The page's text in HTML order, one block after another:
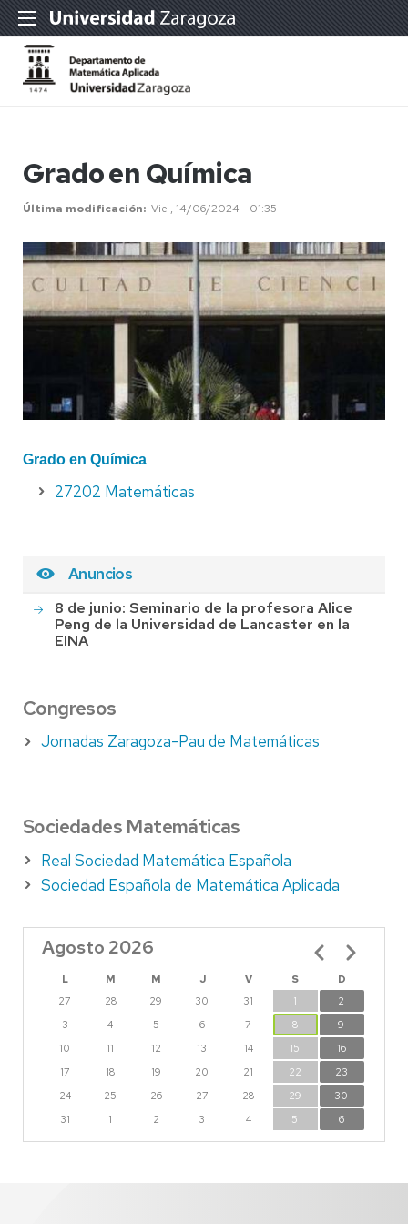
Grado en Química
Última modificación Vie , 14/06/2024 - 01:35
Grado en Química
27202 Matemáticas
Anuncios
8 de junio: Seminario de la profesora Alice
Peng de la Universidad de Lancaster en la
EINA
Congresos
Jornadas Zaragoza-Pau de Matemáticas
Sociedades Matemáticas
Real Sociedad Matemática Española
Sociedad Española de Matemática Aplicada
Agosto 2026
L M M J V S
D
27
28 29 30 31 1
2
3
4 5 6 7 8
9
10
11 12 13 14 15
16
17
18 19 20 21 22
23
24
25 26 27 28 29
30
31
1 2 3 4 5 6
Paginación